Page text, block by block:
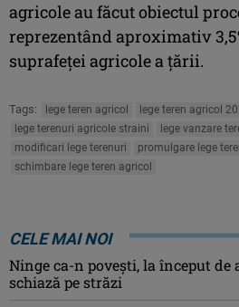
agricole au făcut obiectul
reprezentând aproximativ
suprafeței agricole a țării.
Tags: lege teren agricol lege teren agricol
lege terenuri agricole straini
lege vanzare
modificari lege terenuri
promulgare lege
schimbare lege teren agricol
CELE MAI NOI
Ninge ca-n povești, la început de
schiază pe străzi